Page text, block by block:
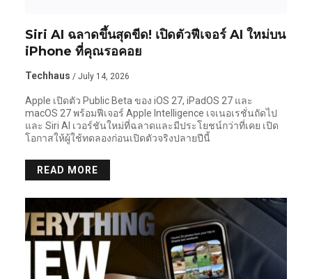
Siri AI ฉลาดขึ้นสุดขีด! เปิดตัวฟีเจอร์ AI ใหม่บน
iPhone ที่คุณรอคอย
Techhaus / July 14, 2026
Apple เปิดตัว Public Beta ของ iOS 27, iPadOS 27 และ
macOS 27 พร้อมฟีเจอร์ Apple Intelligence เจเนอเรชั่นถัดไป
และ Siri AI เวอร์ชันใหม่ที่ฉลาดและมีประโยชน์กว่าที่เคย เปิด
โอกาสให้ผู้ใช้ทดลองก่อนเปิดตัวจริงปลายปีนี้
READ MORE